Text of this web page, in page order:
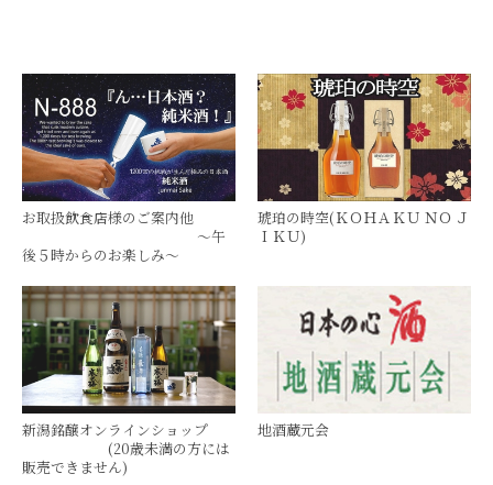
お取扱飲食店様のご案内他
～午
後５時からのお楽しみ～
琥珀の時空(ＫＯＨＡＫＵ ＮＯ Ｊ
ＩＫＵ)
新潟銘醸オンラインショップ
(20歳未満の方には
販売できません)
地酒蔵元会